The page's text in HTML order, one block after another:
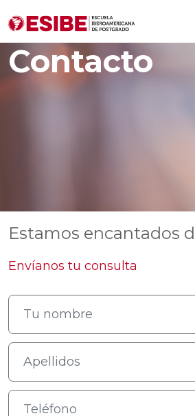
Contacto
Estamos encantados
Envíanos tu consulta